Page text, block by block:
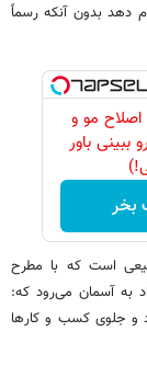
دهد بدون آنکه رسماً
اصلاح مو و
باور
بخر
است که با مطرح
به آسمان می‌رود که:
و جلوی کسب و کارها